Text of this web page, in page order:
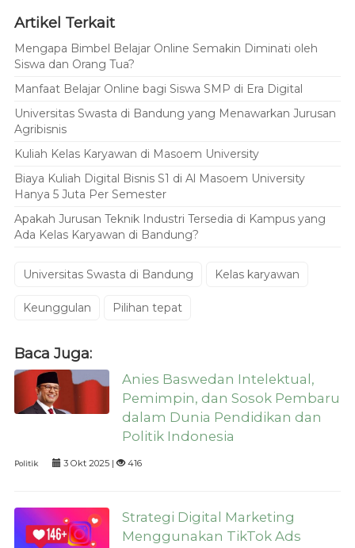
Artikel Terkait
Mengapa Bimbel Belajar Online Semakin Diminati oleh
Siswa dan Orang Tua?
Manfaat Belajar Online bagi Siswa SMP di Era Digital
Universitas Swasta di Bandung yang Menawarkan Jurusan
Agribisnis
Kuliah Kelas Karyawan di Masoem University
Biaya Kuliah Digital Bisnis S1 di Al Masoem University
Hanya 5 Juta Per Semester
Apakah Jurusan Teknik Industri Tersedia di Kampus yang
Ada Kelas Karyawan di Bandung?
Universitas Swasta di Bandung Kelas karyawan
Keunggulan Pilihan tepat
Baca Juga:
Anies Baswedan Intelektual,
Pemimpin, dan Sosok Pembaru
dalam Dunia Pendidikan dan
Politik Indonesia
Politik 3 Okt 2025 | 416
Strategi Digital Marketing
Menggunakan TikTok Ads